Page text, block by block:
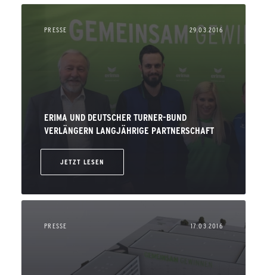
PRESSE 29.03.2016
ERIMA UND DEUTSCHER TURNER-BUND
VERLÄNGERN LANGJÄHRIGE PARTNERSCHAFT
JETZT LESEN
PRESSE 17.03.2016